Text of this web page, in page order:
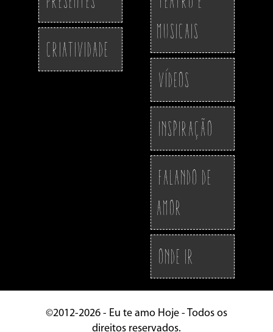
Criatividade
Musicais
Vídeos
Inspiração
Falando de
Amor
Onde ir
©2012-2026 - Eu te amo Hoje - Todos os
direitos reservados.